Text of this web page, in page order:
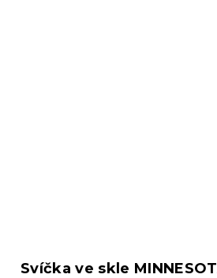
Svíčka ve skle